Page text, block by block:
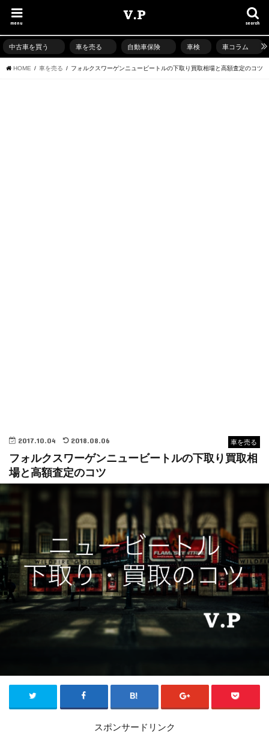
search
menu
中古車を買う 車を売る 自動車保険 車検 車コラム
HOME 車を売る フォルクスワーゲンニュービートルの下取り買取相場と高額査定のコツ
車を売る
2017.10.04 2018.08.06
フォルクスワーゲンニュービートルの下取り買取相
場と高額査定のコツ
スポンサードリンク